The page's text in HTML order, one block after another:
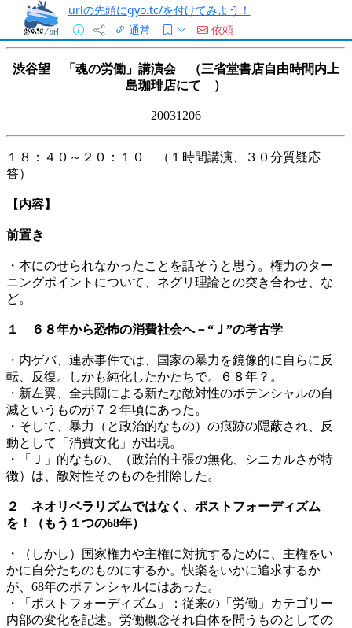
urlの先頭にgyo.tc/を付けてみよう！
通常
依頼